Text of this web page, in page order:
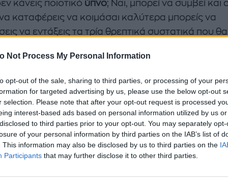
Not Process My Personal Information
opt-out of the sale, sharing to third parties, or processing of your
for targeted advertising by us, please use the below opt-out
selection. Please note that after your opt-out request is processed
interest-based ads based on personal information utilized by us
to third parties prior to your opt-out. You may separately
of your personal information by third parties on the IAB’s list of
This information may also be disclosed by us to third parties on the
Participants that may further disclose it to other third parties.
κάνεις ποιοτικό ύπνο; Ναι, μπορεί να συμβεί και
να καταφέρεις να κοιμάσαι καλύτερα μπορείς να
να εντάξεις τα τρία θρεπτικά συστατικά που θα
συστατικά που σχετίζονται με
του ύπνου
ίνες
ίνες περιέχουν όλα εκείνα τα στοιχεία που είναι
για να κάνεις έναν καλό ύπνο. Και πού θα